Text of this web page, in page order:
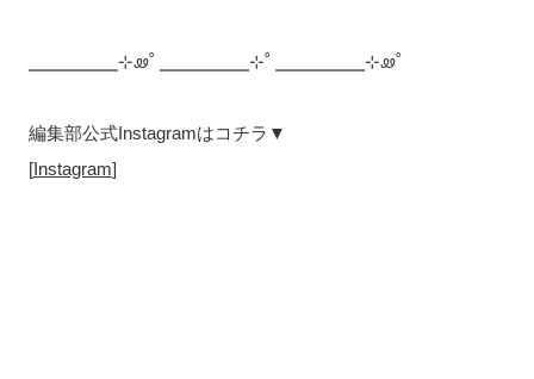
╴╴╴╴╴⊹ꮺ˚ ╴╴╴╴╴⊹˚ ╴╴╴╴╴⊹ꮺ˚
編集部公式Instagramはコチラ▼
[Instagram]